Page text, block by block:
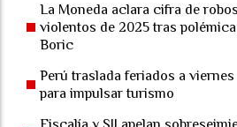
La Moneda aclara cifra de
violentos de 2025 tras
Boric
Perú traslada feriados a
para impulsar turismo